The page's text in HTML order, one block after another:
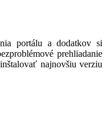
portálu a dodatkov si
prehliadanie
najnovšiu verziu